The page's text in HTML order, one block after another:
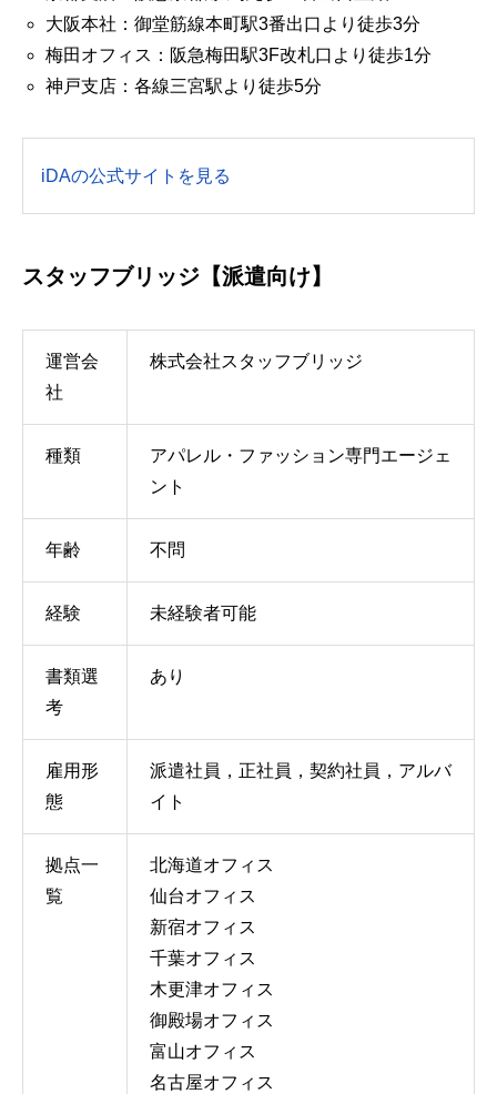
大阪本社：御堂筋線本町駅3番出口より徒歩3分
梅田オフィス：阪急梅田駅3F改札口より徒歩1分
神戸支店：各線三宮駅より徒歩5分
iDAの公式サイトを見る
スタッフブリッジ【派遣向け】
運営会
社
株式会社スタッフブリッジ
種類
アパレル・ファッション専門エージェ
ント
年齢 不問
経験 未経験者可能
書類選
考
あり
雇用形
態
派遣社員，正社員，契約社員，アルバ
イト
拠点一
覧
北海道オフィス
仙台オフィス
新宿オフィス
千葉オフィス
木更津オフィス
御殿場オフィス
富山オフィス
名古屋オフィス